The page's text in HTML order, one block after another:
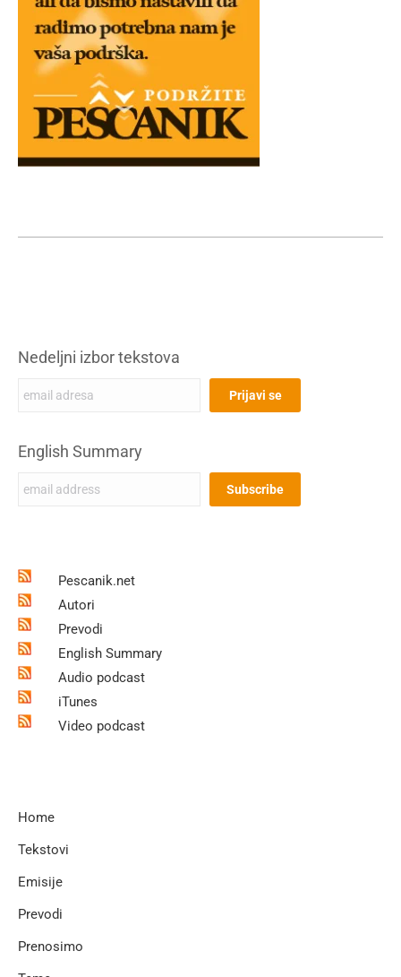
Nedeljni izbor tekstova
English Summary
Pescanik.net
Autori
Prevodi
English Summary
Audio podcast
iTunes
Video podcast
Home
Tekstovi
Emisije
Prevodi
Prenosimo